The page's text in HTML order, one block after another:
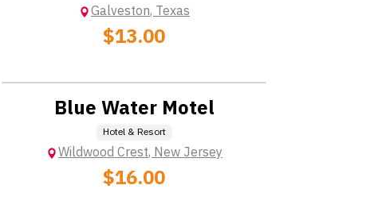
Galveston,Texas
$13.00
Blue Water Motel
Hotel & Resort
Wildwood Crest,New Jersey
$16.00